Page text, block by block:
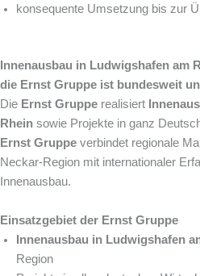
konsequente Umsetzung bis zur
Innenausbau in Ludwigshafen am
die Ernst Gruppe ist bundesweit
Die Ernst Gruppe realisiert
Rhein sowie Projekte in ganz
Ernst Gruppe verbindet regionale
Neckar-Region mit internationaler
Innenausbau.
Einsatzgebiet der Ernst Gruppe
Innenausbau in Ludwigshafen
Region